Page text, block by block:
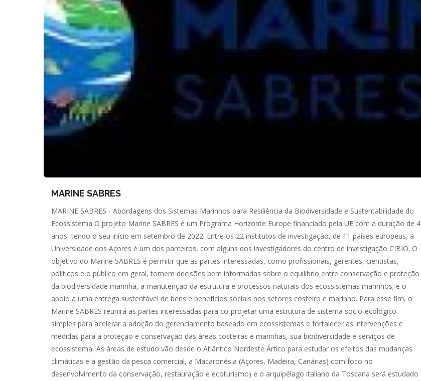
MARINE SABRES
MARINE SABRES - Abordagens dos Sistemas Marinhos para Resiliência da Biodiversidade e Sustentabilidade do
Ecossistema O projeto Marine SABRES é um Programa Horizonte Europe financiado pela UE com a duração de 4
anos, tendo o seu início em setembro de 2022. Entre os 22 institutos de investigação, de 11 países europeus, a
Universidade dos Açores é um dos parceiros, com alguns dos investigadores do centro de investigação CIBIO. O
objetivo do Marine SABRES é permitir que as partes interessadas, como profissionais, gerentes, cientistas,
políticos e o público em geral, tomem decisões bem informadas sobre o equilíbrio entre conservação e proteção
da biodiversidade marinha, a manutenção da estrutura e processos naturais dos ecossistemas marinhos; e o
apoio a uma entrega sustentável de bens e benefícios sociais nos setores costeiro e marinho. Para esse fim, o
Marine SABRES reunirá as partes interessadas para co-projetar uma estrutura de sistema socio-ecológico
simples para acelerar a adoção do gerenciamento baseado em ecossistemas e fortalecer as intervenções e
medidas para a proteção e conservação das áreas costeiras e marinhas, sua biodiversidade e serviços de
ecossistema, As áreas de estudo vão desde o Atlântico Nordeste Ártico para estudar os efeitos das mudanças
climáticas e a gestão da pesca comercial, a Macaronésia (Açores, Madeira, Canárias) com foco no
desenvolvimento da conservação, restauração e ecoturismo) e o arquipélago italiano da Toscana será estudado